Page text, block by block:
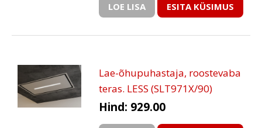
LOE LISA ESITA KÜSIMUS
Lae-õhupuhastaja, roostevaba
teras. LESS (SLT971X/90)
Hind: 929.00